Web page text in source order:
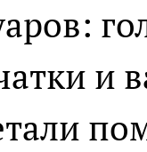
и